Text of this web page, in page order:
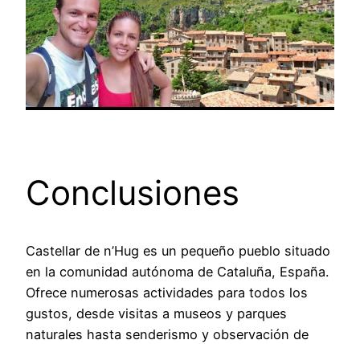
Conclusiones
Castellar de n’Hug es un pequeño pueblo situado
en la comunidad autónoma de Cataluña, España.
Ofrece numerosas actividades para todos los
gustos, desde visitas a museos y parques
naturales hasta senderismo y observación de